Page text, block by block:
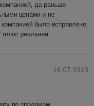
да раньше
ценами и не
было исправлено.
плюс реальная
16.07.2013
по продажам